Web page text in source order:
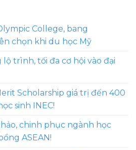
College, bang
chọn khi du học Mỹ
trình, tối đa cơ hội vào đại
Scholarship giá trị đến 400
sinh INEC!
chinh phục ngành học
ASEAN!